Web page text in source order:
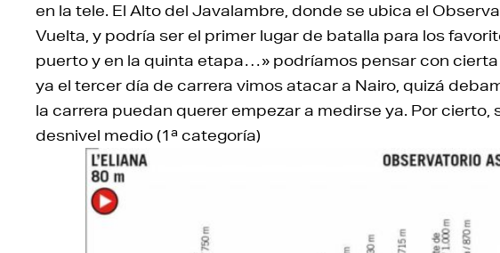
en la tele. El Alto del Javalambre, donde se ubica el
Vuelta, y podría ser el primer lugar de batalla para los
puerto y en la quinta etapa…» podríamos pensar con
ya el tercer día de carrera vimos atacar a Nairo, quizá
la carrera puedan querer empezar a medirse ya. Por cierto,
desnivel medio (1ª categoría)